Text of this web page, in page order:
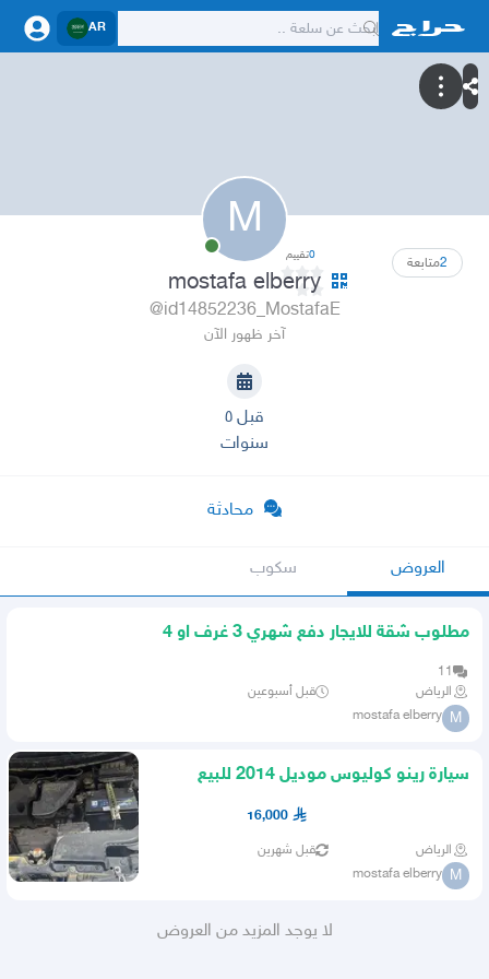
AR
M
2متابعة 0تقييم
mostafa elberry
@id14852236_MostafaE
آخر ظهور الآن
قبل ٥
سنوات
محادثة
العروض سكوب
مطلوب شقة للايجار دفع شهري 3 غرف او 4
11
الرياض
قبل أسبوعين
M
mostafa elberry
سيارة رينو كوليوس موديل 2014 للبيع
16,000
الرياض قبل شهرين
M
mostafa elberry
لا يوجد المزيد من العروض